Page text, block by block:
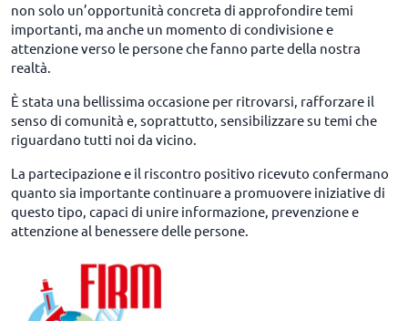
non solo un’opportunità concreta di approfondire temi
importanti, ma anche un momento di condivisione e
attenzione verso le persone che fanno parte della nostra
realtà.
È stata una bellissima occasione per ritrovarsi, rafforzare il
senso di comunità e, soprattutto, sensibilizzare su temi che
riguardano tutti noi da vicino.
La partecipazione e il riscontro positivo ricevuto confermano
quanto sia importante continuare a promuovere iniziative di
questo tipo, capaci di unire informazione, prevenzione e
attenzione al benessere delle persone.